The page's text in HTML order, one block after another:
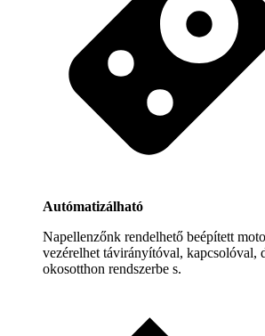
Autómatizálható
Napellenzőnk rendelhető beépített
vezérelhet távirányítóval, kapcsolóval,
okosotthon rendszerbe s.